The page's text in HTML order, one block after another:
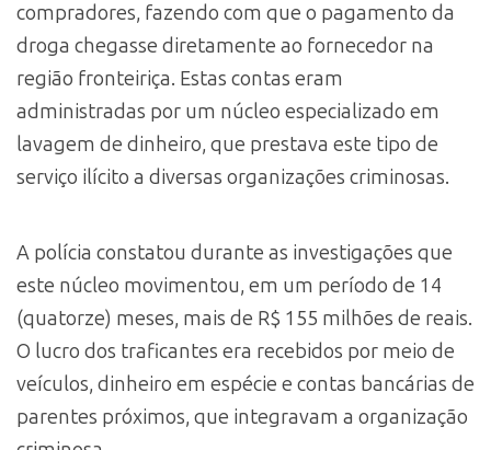
compradores, fazendo com que o pagamento da
droga chegasse diretamente ao fornecedor na
região fronteiriça. Estas contas eram
administradas por um núcleo especializado em
lavagem de dinheiro, que prestava este tipo de
serviço ilícito a diversas organizações criminosas.
A polícia constatou durante as investigações que
este núcleo movimentou, em um período de 14
(quatorze) meses, mais de R$ 155 milhões de reais.
O lucro dos traficantes era recebidos por meio de
veículos, dinheiro em espécie e contas bancárias de
parentes próximos, que integravam a organização